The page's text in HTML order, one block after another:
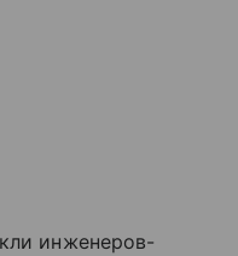
инженеров-